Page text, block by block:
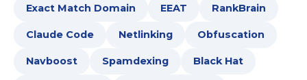
Exact Match Domain EEAT RankBrain
Claude Code Netlinking Obfuscation
Navboost Spamdexing Black Hat